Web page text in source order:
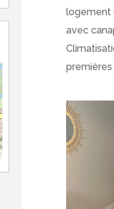
logement
avec